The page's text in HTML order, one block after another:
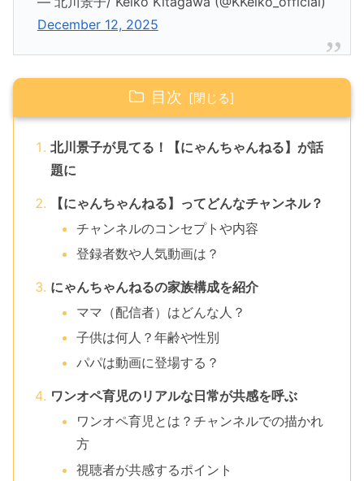
December 12, 2025
目次
北川景子が見てる！【にゃんちゃんねる】が話
題に
【にゃんちゃんねる】ってどんなチャンネル？
チャンネルのコンセプトや内容
登録者数や人気動画は？
にゃんちゃんねるの家族構成を紹介
ママ（配信者）はどんな人？
子供は何人？年齢や性別
パパは動画に登場する？
ワンオペ育児のリアルな日常が共感を呼ぶ
ワンオペ育児とは？チャンネルでの描かれ
方
視聴者が共感するポイント